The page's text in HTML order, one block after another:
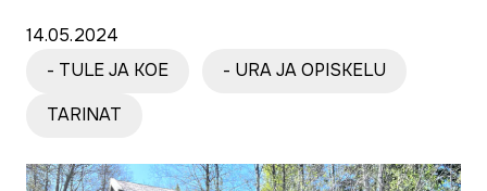
14.05.2024
- TULE JA KOE - URA JA OPISKELU
TARINAT